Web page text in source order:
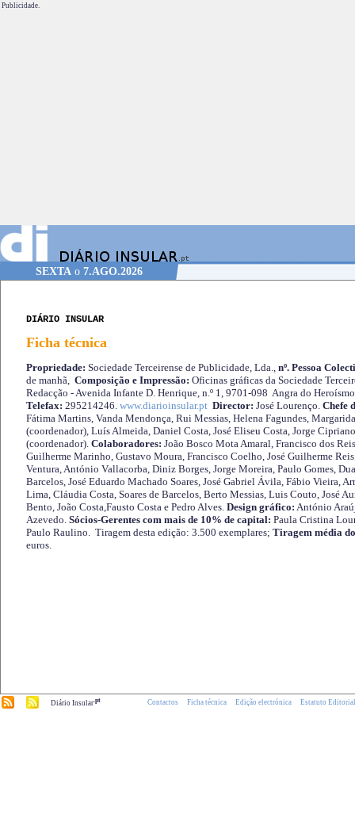
Publicidade.
SEXTA o 7.AGO.2026
DIÁRIO INSULAR
Ficha técnica
Propriedade: Sociedade Terceirense de Publicidade, Lda., nº. Pessoa
de manhã, Composição e Impressão: Oficinas gráficas da Sociedade
Redacção - Avenida Infante D. Henrique, n.º 1, 9701-098 Angra do
Telefax: 295214246. www.diarioinsular.pt Director: José Lourenço. Chefe
Fátima Martins, Vanda Mendonça, Rui Messias, Helena Fagundes,
(coordenador), Luís Almeida, Daniel Costa, José Eliseu Costa, Jorge
(coordenador). Colaboradores: João Bosco Mota Amaral, Francisco dos
Guilherme Marinho, Gustavo Moura, Francisco Coelho, José Guilherme
Ventura, António Vallacorba, Diniz Borges, Jorge Moreira, Paulo Gomes,
Barcelos, José Eduardo Machado Soares, José Gabriel Ávila, Fábio Vieira,
Lima, Cláudia Costa, Soares de Barcelos, Berto Messias, Luis Couto, José
Bento, João Costa,Fausto Costa e Pedro Alves. Design gráfico: António
Azevedo. Sócios-Gerentes com mais de 10% de capital: Paula Cristina
Paulo Raulino. Tiragem desta edição: 3.500 exemplares; Tiragem média
euros.
Diário Insular.pt Contactos Ficha técnica Edição electrónica Estatuto Editorial